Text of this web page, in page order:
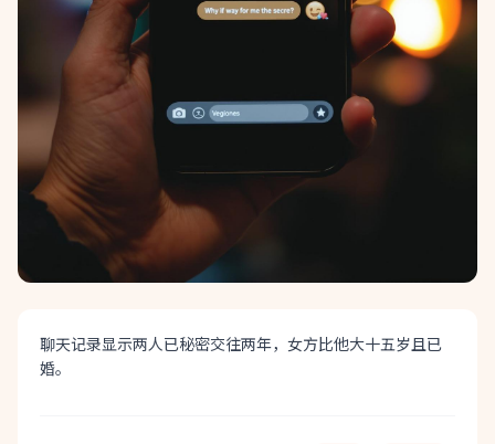
聊天记录显示两人已秘密交往两年，女方比他大十五岁且已
婚。